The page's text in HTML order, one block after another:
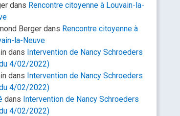
dans Rencontre citoyenne à Louvain-la-
Berger dans Rencontre citoyenne à
la-Neuve
dans Intervention de Nancy Schroeders
4/02/2022)
dans Intervention de Nancy Schroeders
4/02/2022)
dans Intervention de Nancy Schroeders
4/02/2022)